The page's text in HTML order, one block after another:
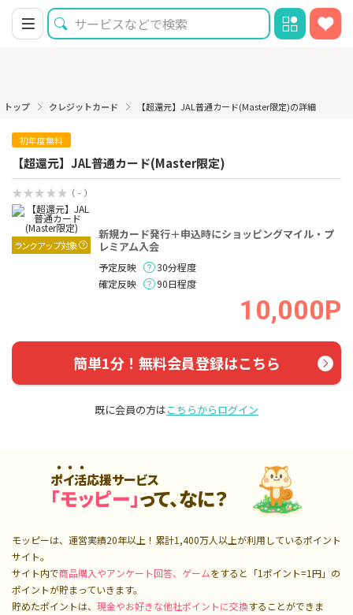
トップ クレジットカード 【超還元】JAL普通カード(Master限定)の詳細
初年度無料
【超還元】JAL普通カード(Master限定)
（ - ）
ランクアップ対象
新規カード発行＋申込時にショッピングマイル・プ
レミアム入会
予定反映
30分程度
確定反映
90日程度
10,000P
簡単1分！無料会員登録はこちら
既に会員の方はこちらからログイン
ポイ活応援サービス
「モッピー」って、なに？
モッピーは、運営実績20年以上！累計1,400万人以上が利用しているポイント
サイト。
サイト内で商品購入やアンケート回答、ゲームをすると「1ポイント=1円」の
ポイントが貯まっていきます。
貯めたポイントは、 現金やお好きな他社ポイントに交換することができま